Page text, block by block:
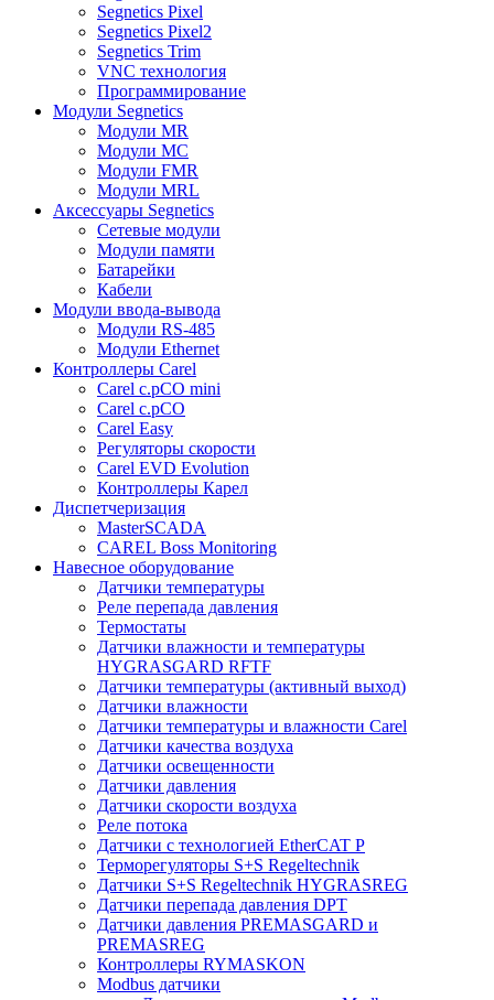
Segnetics Pixel
Segnetics Pixel2
Segnetics Trim
VNC технология
Программирование
Модули Segnetics
Модули MR
Модули MC
Модули FMR
Модули MRL
Аксессуары Segnetics
Сетевые модули
Модули памяти
Батарейки
Кабели
Модули ввода-вывода
Модули RS-485
Модули Ethernet
Контроллеры Carel
Carel c.pCO mini
Carel c.pCO
Carel Easy
Регуляторы скорости
Carel EVD Evolution
Контроллеры Карел
Диспетчеризация
MasterSCADA
CAREL Boss Monitoring
Навесное оборудование
Датчики температуры
Реле перепада давления
Термостаты
Датчики влажности и температуры
HYGRASGARD RFTF
Датчики температуры (активный выход)
Датчики влажности
Датчики температуры и влажности Carel
Датчики качества воздуха
Датчики освещенности
Датчики давления
Датчики скорости воздуха
Реле потока
Датчики с технологией EtherCAT P
Терморегуляторы S+S Regeltechnik
Датчики S+S Regeltechnik HYGRASREG
Датчики перепада давления DPT
Датчики давления PREMASGARD и
PREMASREG
Контроллеры RYMASKON
Modbus датчики